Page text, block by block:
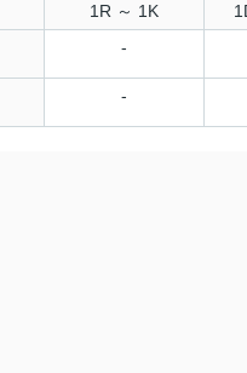
1R ～ 1K
-
-